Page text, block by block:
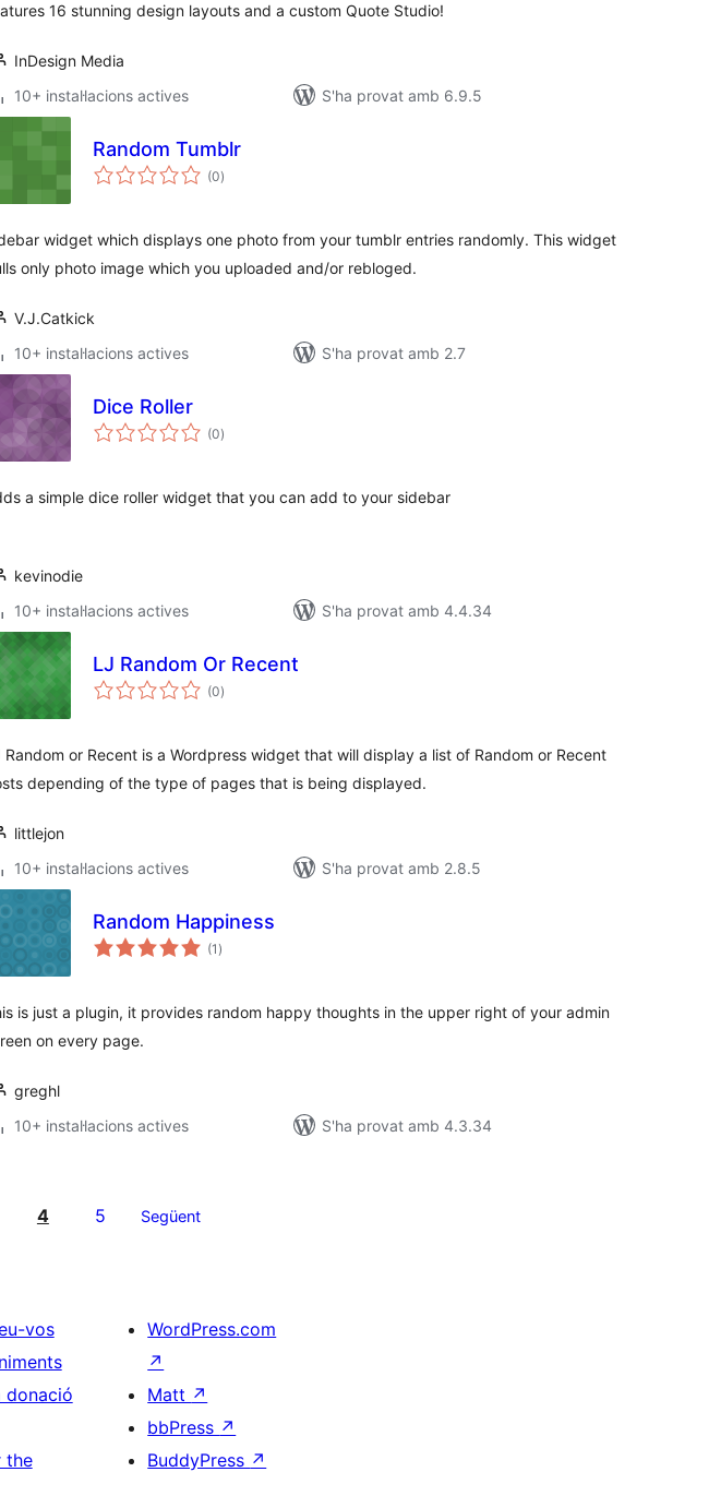
16 stunning design layouts and a custom Quote Studio!
InDesign Media
10+ instal·lacions actives
S'ha provat amb 6.9.5
Random Tumblr
(0puntuacions
totals
)
widget which displays one photo from your tumblr entries randomly. This widget
only photo image which you uploaded and/or rebloged.
V.J.Catkick
10+ instal·lacions actives
S'ha provat amb 2.7
Dice Roller
(0puntuacions
totals
)
a simple dice roller widget that you can add to your sidebar
kevinodie
10+ instal·lacions actives
S'ha provat amb 4.4.34
LJ Random Or Recent
(0puntuacions
totals
)
Random or Recent is a Wordpress widget that will display a list of Random or Recent
depending of the type of pages that is being displayed.
littlejon
10+ instal·lacions actives
S'ha provat amb 2.8.5
Random Happiness
(1 puntuacions
totals
)
is just a plugin, it provides random happy thoughts in the upper right of your admin
on every page.
greghl
10+ instal·lacions actives
S'ha provat amb 4.3.34
4 5 Següent
vos
donació
the
WordPress.com
↗
Matt ↗
bbPress ↗
BuddyPress ↗